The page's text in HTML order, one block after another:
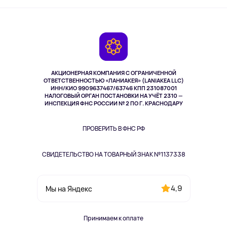
АКЦИОНЕРНАЯ КОМПАНИЯ С ОГРАНИЧЕННОЙ
ОТВЕТСТВЕННОСТЬЮ «ЛАНИАКЕЯ» (LANIAKEA LLC)
ИНН/КИО 9909637467/63746 КПП 231087001
НАЛОГОВЫЙ ОРГАН ПОСТАНОВКИ НА УЧЁТ 2310 —
ИНСПЕКЦИЯ ФНС РОССИИ № 2 ПО Г. КРАСНОДАРУ
ПРОВЕРИТЬ В ФНС РФ
СВИДЕТЕЛЬСТВО НА ТОВАРНЫЙ ЗНАК №1137338
Мы на Яндекс 4,9
Принимаем к оплате
Здоровье питомцев
Одежда и аксессуары